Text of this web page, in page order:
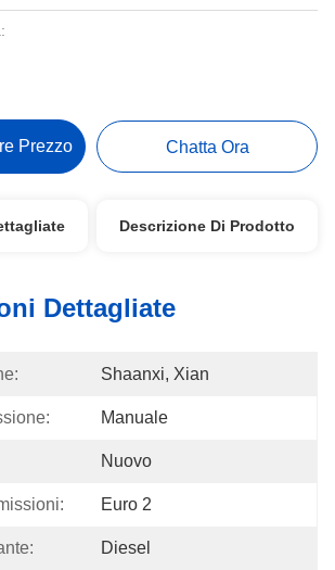
Prezzo Chatta Ora
Descrizione Di Prodotto
Dettagliate
Shaanxi, Xian
Manuale
Nuovo
Euro 2
Diesel